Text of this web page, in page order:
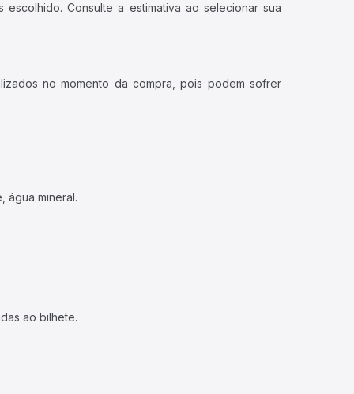
Consulte a estimativa ao selecionar sua
no momento da compra, pois podem sofrer
água mineral.
ao bilhete.